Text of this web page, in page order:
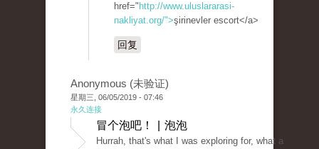
href=" http://www.uluslararasi-
nakliyat.org/">şirinevler escort</a>
回复
Anonymous (未验证)
星期三, 06/05/2019 - 07:46
永久连接
冒个泡吧！ | 泡泡
Hurrah, that's what I was exploring for, what a